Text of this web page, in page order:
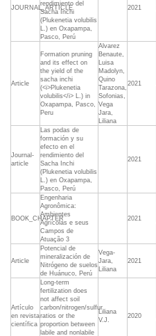
JOURNAL_ARTICLE
rendimiento del
Sacha Inchi
(Plukenetia volubilis
L.) en Oxapampa,
Pasco, Perú
2021
Article
Formation pruning
and its effect on
the yield of the
sacha inchi
(<i>Plukenetia
volubilis</i> L.) in
Oxapampa, Pasco,
Peru
Alvarez
Benaute,
Luisa
Madolyn,
Quino
Tarazona,
Sofonias,
Vega
Jara,
Liliana
2021
Journal-
article
Las podas de
formación y su
efecto en el
rendimiento del
Sacha Inchi
(Plukenetia volubilis
L.) en Oxapampa,
Pasco, Perú
2021
BOOK_CHAPTER
Engenharia
Agronômica:
Ambientes
Agrícolas e seus
Campos de
Atuação 3
2021
Article
Potencial de
mineralización de
Nitrógeno de suelos
de Huánuco, Perú
Vega-
Jara,
Liliana
2021
Artículo
en revista
científica
Long-term
fertilization does
not affect soil
carbon/nitrogen/sulfur
ratios or the
proportion between
labile and nonlabile
Liliana
V.J.
2020